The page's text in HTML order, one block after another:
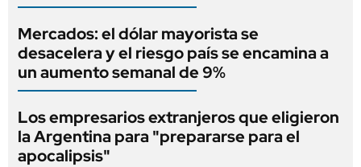
Mercados: el dólar mayorista se
desacelera y el riesgo país se encamina a
un aumento semanal de 9%
Los empresarios extranjeros que eligieron
la Argentina para "prepararse para el
apocalipsis"